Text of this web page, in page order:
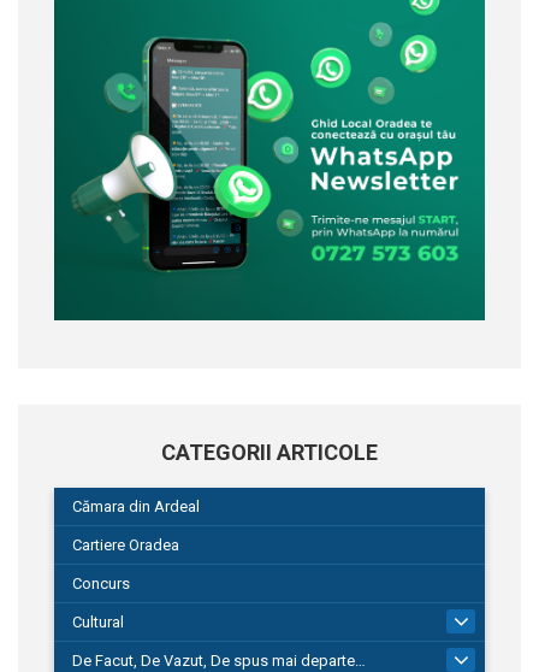
CATEGORII ARTICOLE
Cămara din Ardeal
Cartiere Oradea
Concurs
Cultural
De Facut, De Vazut, De spus mai departe…
580